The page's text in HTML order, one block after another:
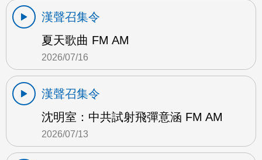
漢聲召集令
夏天歌曲 FM AM
2026/07/16
漢聲召集令
沈明室：中共試射飛彈意涵 FM AM
2026/07/13